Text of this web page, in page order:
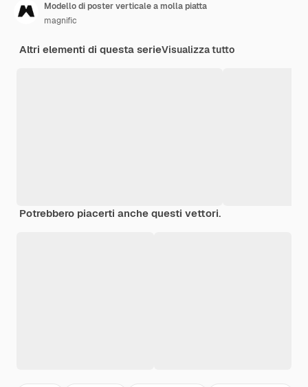
Modello di poster verticale a molla piatta
magnific
Altri elementi di questa serieVisualizza tutto
Potrebbero piacerti anche questi vettori.